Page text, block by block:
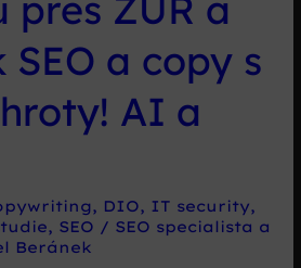
SEO a copy s
AI a
, DIO, IT security,
, SEO / SEO specialista a
Beránek